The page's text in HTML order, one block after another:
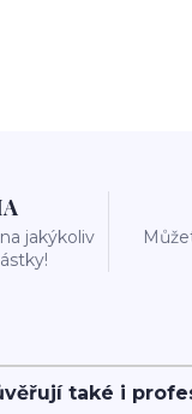
jakýkoliv
také i